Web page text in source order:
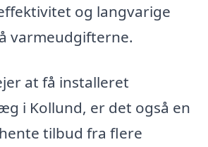
og langvarige
varmeudgifterne.
at få installeret
i Kollund, er det også en
tilbud fra flere